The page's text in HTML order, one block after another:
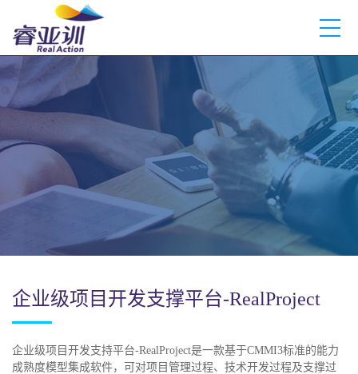
企业级项目开发支撑平台-RealProject
企业级项目开发支持平台-RealProject是一款基于CMMI3标准的能力
成熟度模型集成软件，可对项目管理过程、技术开发过程及支撑过